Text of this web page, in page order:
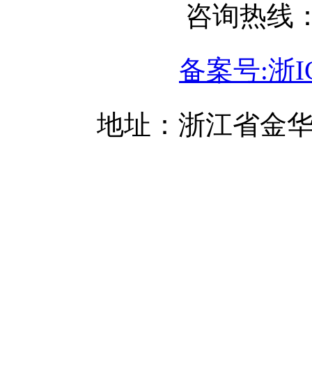
咨询热线
备案号:浙
地址：浙江省金